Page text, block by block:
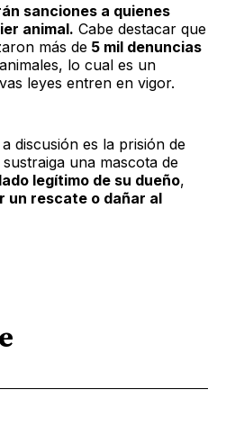
sanciones a quienes
animal. Cabe destacar que
más de 5 mil denuncias
lo cual es un
leyes entren en vigor.
discusión es la prisión de
una mascota de
legítimo de su dueño,
un rescate o dañar al